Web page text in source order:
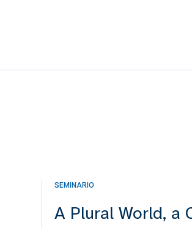
SEMINARIO
A Plural World, a